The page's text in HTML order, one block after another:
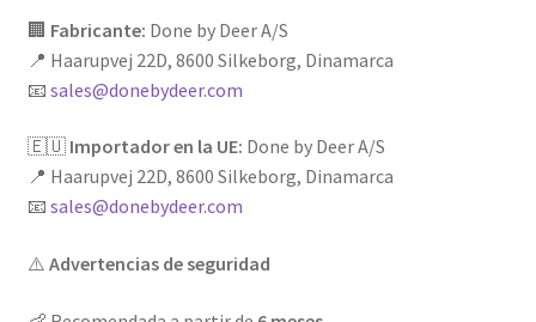
🏢 Fabricante: Done by Deer A/S
📍 Haarupvej 22D, 8600 Silkeborg, Dinamarca
📧 sales@donebydeer.com
🇪🇺 Importador en la UE: Done by Deer A/S
📍 Haarupvej 22D, 8600 Silkeborg, Dinamarca
📧 sales@donebydeer.com
⚠️ Advertencias de seguridad